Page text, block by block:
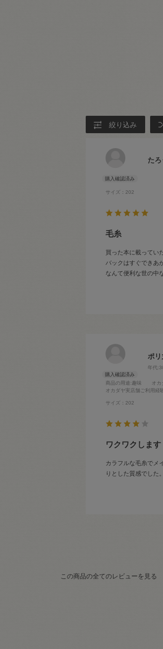
絞り込み
た
サイズ：202
毛糸
買った本に載ってい
バックはすぐできあ
なんて便利な世の中
ポリ
年代:
商品の用途:趣味 オカ
オカダヤ実店舗ご利用経
サイズ：202
ワクワクします
カラフルな毛糸でメ
りとした質感でした。
この商品の全てのレビューを見る